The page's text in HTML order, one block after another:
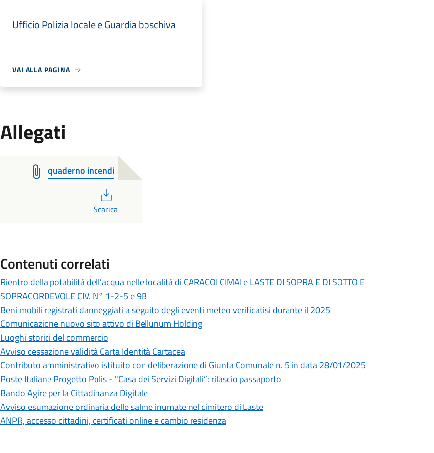
Ufficio Polizia locale e Guardia boschiva
VAI ALLA PAGINA
Allegati
quaderno incendi
Scarica
Contenuti correlati
Rientro della potabilità dell'acqua nelle località di CARACOI CIMAI e LASTE DI SOPRA E DI SOTTO E
SOPRACORDEVOLE CIV. N° 1-2-5 e 9B
Beni mobili registrati danneggiati a seguito degli eventi meteo verificatisi durante il 2025
Comunicazione nuovo sito attivo di Bellunum Holding
Luoghi storici del commercio
Avviso cessazione validità Carta Identità Cartacea
Contributo amministrativo istituito con deliberazione di Giunta Comunale n. 5 in data 28/01/2025
Poste Italiane Progetto Polis - "Casa dei Servizi Digitali”: rilascio passaporto
Bando Agire per la Cittadinanza Digitale
Avviso esumazione ordinaria delle salme inumate nel cimitero di Laste
ANPR, accesso cittadini, certificati online e cambio residenza